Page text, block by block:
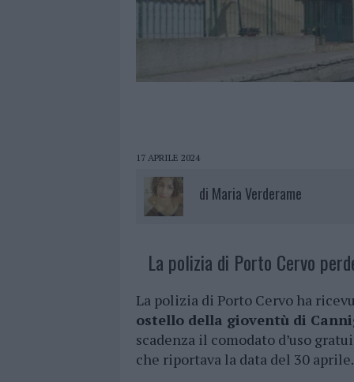
17 APRILE 2024
di Maria Verderame
La polizia di Porto Cervo
La polizia di Porto Cervo ha
ostello della gioventù di
scadenza il comodato d’uso
che riportava la data del 30 aprile.